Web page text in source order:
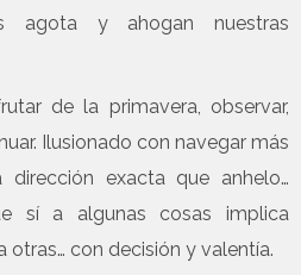
agota y ahogan nuestras
de la primavera, observar,
Ilusionado con navegar más
exacta que anhelo…
sí a algunas cosas implica
otras… con decisión y valentía.